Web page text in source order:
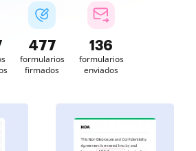
477
formularios
firmados
136
formularios
enviados